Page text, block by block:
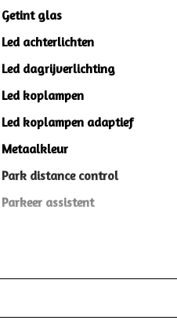
Getint glas
Led achterlichten
Led dagrijverlichting
Led koplampen
Led koplampen adaptief
Metaalkleur
Park distance control
Parkeer assistent
Trekhaak met afneembare kogel